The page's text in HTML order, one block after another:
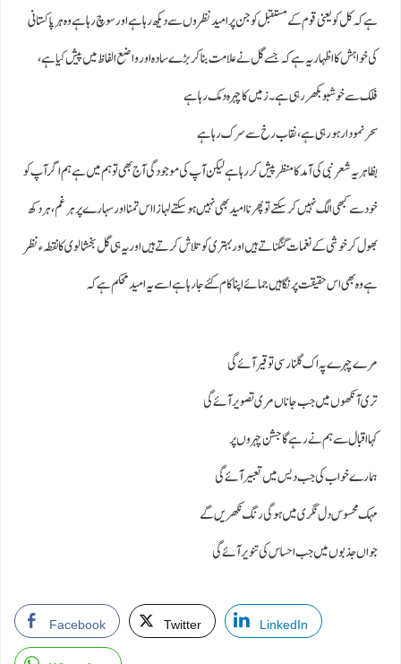
ہے کہ کل کو یعنی قوم کے مستقبل کوجن پرامید نظروں سے دیکھ رہا ہے اور سوچ رہا ہےوہ ہر پاکستانی
کی خواہش کا اظہاریہ ہے کہ جسے گل نےعلامت بنا کربڑے سادہ اورواضع الفاظ میں پیش کیا ہے،
فلک سے خوشبو بکھر رہی ہے۔ زمیں کا چہرہ دمک رہا ہے
سحر نمودار ہو رہی ہے، نقاب رخ سے سرک رہا ہے
بظاہر یہ شعر نبی کی آمد کا منظر پیش کر رہا ہےلیکن آپ کی موجودگی آج بھی تو ہم میں ہےہم اگر آپ کو
خود سے کبھی الگ نہیں کر سکتے تو پھر ناامید بھی نہیں ہو سکتے لہازا اس تمنا اورسہارے پرہرغم ، ہر دکھ
بھول کرخوشی کے نغمات گنگناتے ہیں اور بہتری کوتلاش کرتے ہیں اور یہ ہی گل بخشالوی کا نقطہء نظر
ہے وہ بھی اس حقیقت پرنگاہیں جمائے اپنا کام کئے جا رہا ہے اسے یہ امید محکم ہے کہ
مرے چہرے پہ اک گلنار سی توقیر آئے گی
تری آنکھوں میں جب جاناں مری تصویر آئے گی
کہا اقبال سے ہم نے رہے گا جشن چہروں پر
ہمارے خواب کی جب دیس میں تعبیر آئے گی
مہک محسوس دل نگری میں ہوگی رنگ نکھریں گے
جواں جذبوں میں جب احساس کی تنویر آئے گی
Facebook Twitter
LinkedIn